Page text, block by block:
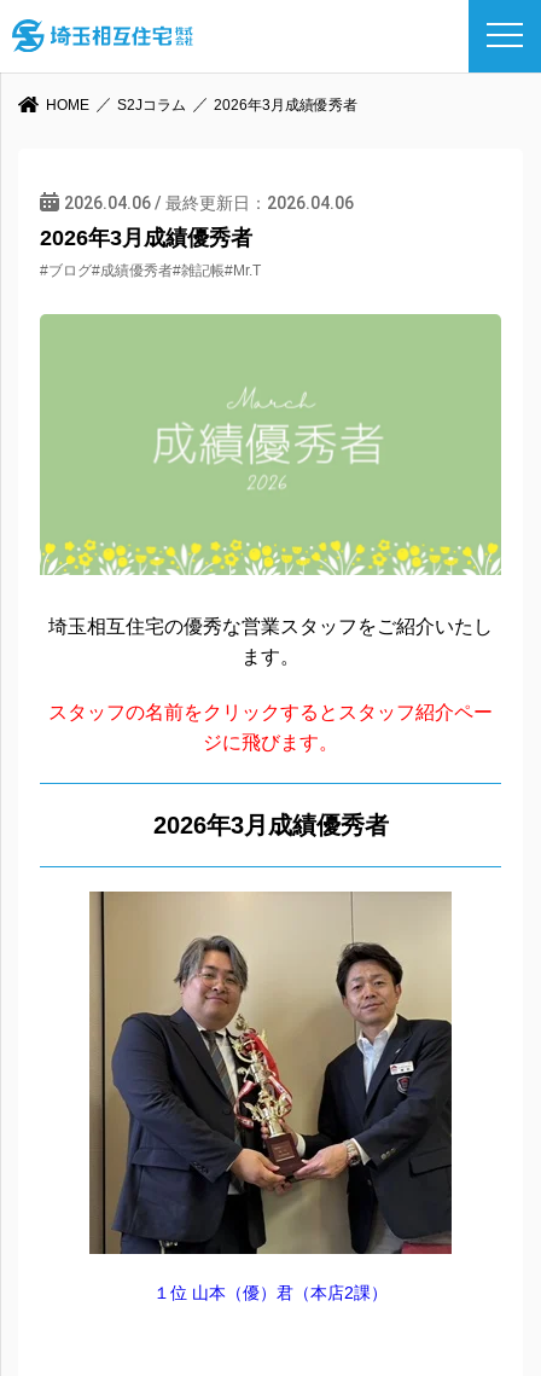
HOME S2Jコラム 2026年3月成績優秀者
2026.04.06 / 最終更新日：2026.04.06
2026年3月成績優秀者
#ブログ#成績優秀者#雑記帳#Mr.T
埼玉相互住宅の優秀な営業スタッフをご紹介いたし
ます。
スタッフの名前をクリックするとスタッフ紹介ペー
ジに飛びます。
2026年3月成績優秀者
１位 山本（優）君（本店2課）